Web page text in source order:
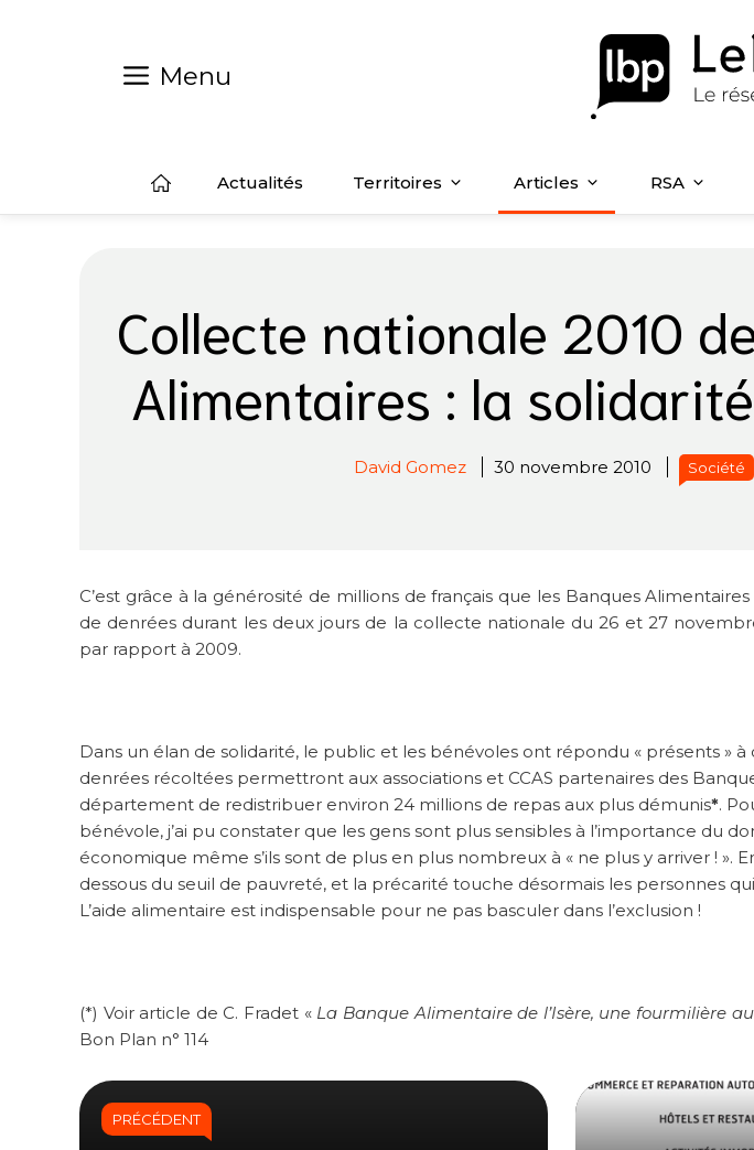
Menu
Actualités Territoires Articles RSA
Collecte nationale 2010
Alimentaires : la
David Gomez 30 novembre 2010 Société
C’est grâce à la générosité de millions de français que les Banques
de denrées durant les deux jours de la collecte nationale du 26 et 27
par rapport à 2009.
Dans un élan de solidarité, le public et les bénévoles ont répondu « présents »
denrées récoltées permettront aux associations et CCAS partenaires des
département de redistribuer environ 24 millions de repas aux plus démunis*.
bénévole, j’ai pu constater que les gens sont plus sensibles à l’importance du
économique même s’ils sont de plus en plus nombreux à « ne plus y arriver ! ».
dessous du seuil de pauvreté, et la précarité touche désormais les personnes
L’aide alimentaire est indispensable pour ne pas basculer dans l’exclusion !
(*) Voir article de C. Fradet « La Banque Alimentaire de l’Isère, une fourmilière
Bon Plan n° 114
PRÉCÉDENT